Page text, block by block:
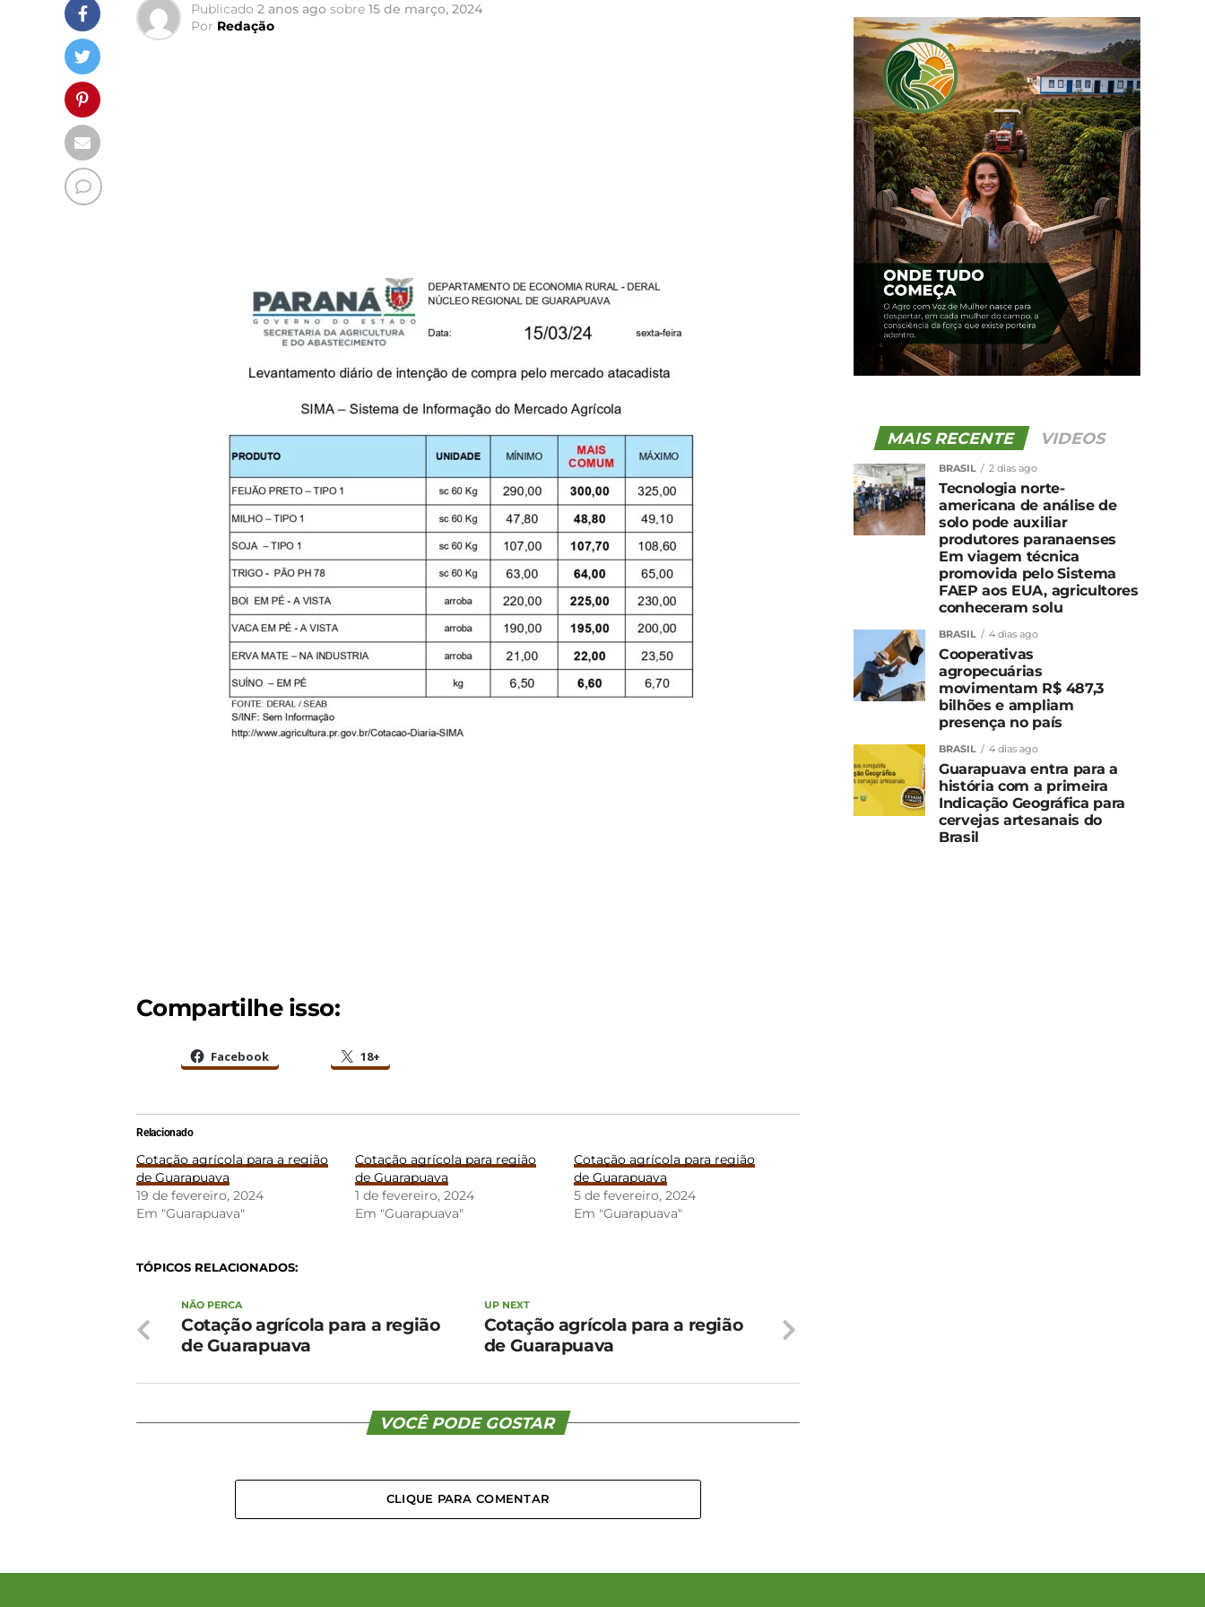
Publicado 2 anos ago sobre 15 de março, 2024
Por Redação
Compartilhe isso:
Facebook 18+
Relacionado
Cotação agrícola para a região
de Guarapuava
19 de fevereiro, 2024
Em "Guarapuava"
Cotação agrícola para região
de Guarapuava
1 de fevereiro, 2024
Em "Guarapuava"
Cotação agrícola para região
de Guarapuava
5 de fevereiro, 2024
Em "Guarapuava"
TÓPICOS RELACIONADOS:
UP NEXT
Cotação agrícola para a região
de Guarapuava
NÃO PERCA
Cotação agrícola para a região
de Guarapuava
VOCÊ PODE GOSTAR
CLIQUE PARA COMENTAR
MAIS RECENTE VIDEOS
BRASIL 2 dias ago
Tecnologia norte-
americana de análise de
solo pode auxiliar
produtores paranaenses
Em viagem técnica
promovida pelo Sistema
FAEP aos EUA, agricultores
conheceram solu
BRASIL 4 dias ago
Cooperativas
agropecuárias
movimentam R$ 487,3
bilhões e ampliam
presença no país
BRASIL 4 dias ago
Guarapuava entra para a
história com a primeira
Indicação Geográfica para
cervejas artesanais do
Brasil